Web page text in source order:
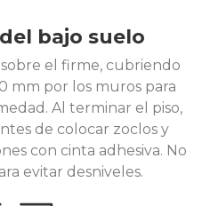
bajo suelo
el firme, cubriendo
mm por los muros para
Al terminar el piso,
de colocar zoclos y
con cinta adhesiva. No
evitar desniveles.